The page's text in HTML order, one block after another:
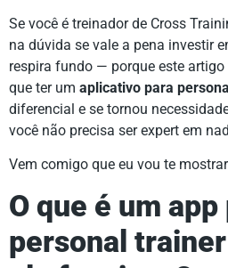
Se você é treinador de Cross
na dúvida se vale a pena investir
respira fundo — porque este
que ter um aplicativo para
diferencial e se tornou
você não precisa ser expert em
Vem comigo que eu vou te
O que é um app
personal